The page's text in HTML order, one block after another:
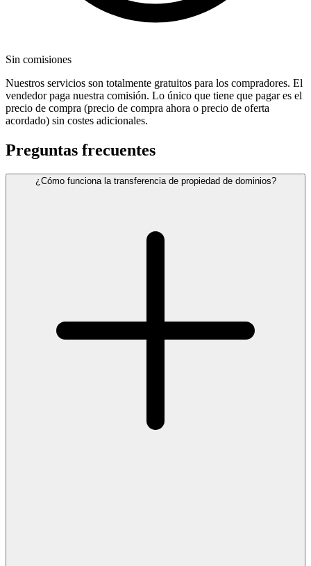
Sin comisiones
Nuestros servicios son totalmente gratuitos para los compradores. El
vendedor paga nuestra comisión. Lo único que tiene que pagar es el
precio de compra (precio de compra ahora o precio de oferta
acordado) sin costes adicionales.
Preguntas frecuentes
¿Cómo funciona la transferencia de propiedad de dominios?